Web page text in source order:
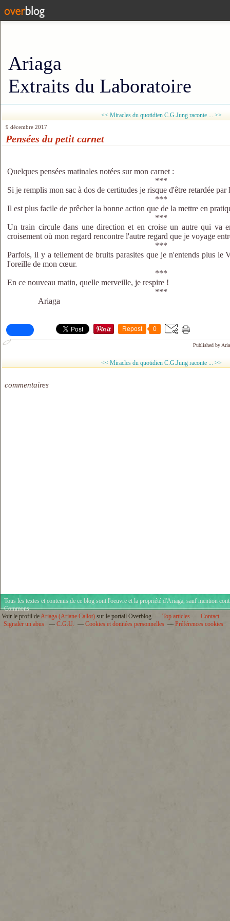
Ariaga
Extraits du Laboratoire
<< Miracles du quotidien C.G.Jung raconte ... >>
9 décembre 2017
Pensées du petit carnet
Quelques pensées matinales notées sur mon carnet :
***
Si je remplis mon sac à dos de certitudes je risque d'être retardée par
***
Il est plus facile de prêcher la bonne action que de la mettre en
***
Un train circule dans une direction et en croise un autre qui va
croisement où mon regard rencontre l'autre regard que je voyage
***
Parfois, il y a tellement de bruits parasites que je n'entends plus le
l'oreille de mon cœur.
***
En ce nouveau matin, quelle merveille, je respire !
***
Ariaga
Repost 0
Published by
<< Miracles du quotidien C.G.Jung raconte ... >>
commentaires
Tous les textes et contenus de ce blog sont l'oeuvre et la propriété d'Ariaga, sauf mention
Commons.
Voir le profil deAriaga (Ariane Callot) sur le portail Overblog Top articles
Contact
Signaler un abus
C.G.U. Cookies et données personnelles Préférences cookies